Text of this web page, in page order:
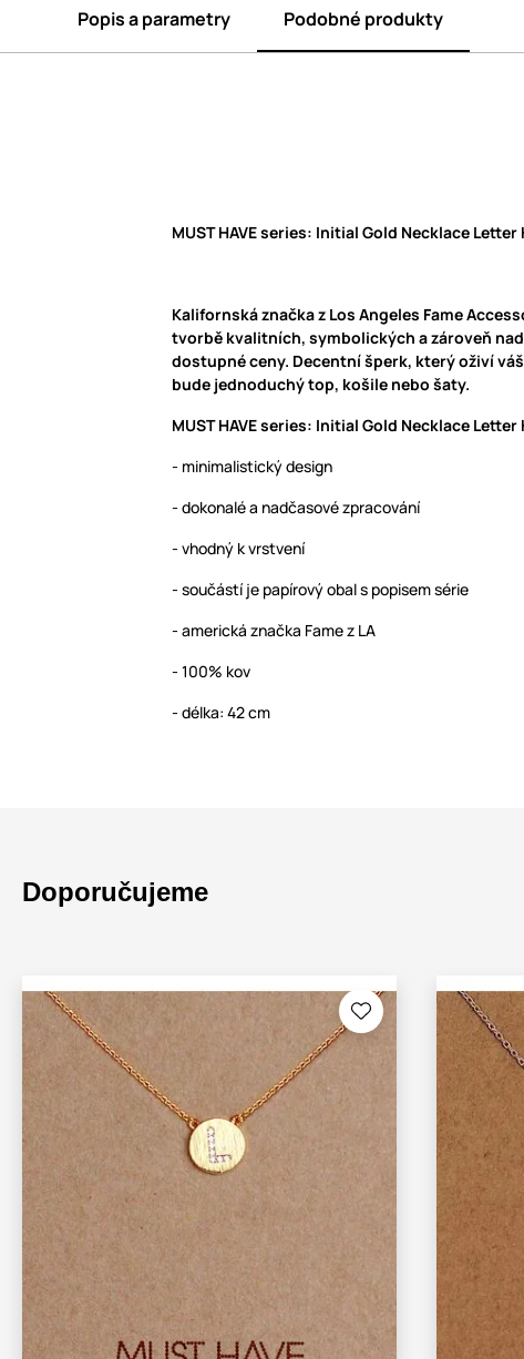
Popis a parametry Podobné produkty
MUST HAVE series: Initial Gold Necklace Letter
Kalifornská značka z Los Angeles Fame
tvorbě kvalitních, symbolických a zároveň
dostupné ceny. Decentní šperk, který oživí
bude jednoduchý top, košile nebo šaty.
MUST HAVE series: Initial Gold Necklace Letter
- minimalistický design
- dokonalé a nadčasové zpracování
- vhodný k vrstvení
- součástí je papírový obal s popisem série
- americká značka Fame z LA
- 100% kov
- délka: 42 cm
Doporučujeme